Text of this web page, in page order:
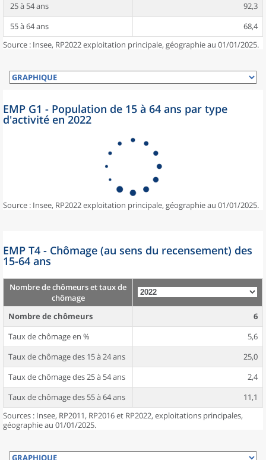
25 à 54 ans
92,3
55 à 64 ans
68,4
Source : Insee, RP2022 exploitation principale, géographie au 01/01/2025.
EMP G1 - Population de 15 à 64 ans par type
d'activité en 2022
Source : Insee, RP2022 exploitation principale, géographie au 01/01/2025.
EMP T4 - Chômage (au sens du recensement) des
15-64 ans
Nombre de chômeurs et taux de
chômage
Nombre de chômeurs
6
Taux de chômage en %
5,6
Taux de chômage des 15 à 24 ans
25,0
Taux de chômage des 25 à 54 ans
2,4
Taux de chômage des 55 à 64 ans
11,1
Sources : Insee, RP2011, RP2016 et RP2022, exploitations principales,
géographie au 01/01/2025.